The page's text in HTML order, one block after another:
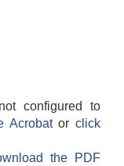
configured to
Acrobatorclick
the PDF